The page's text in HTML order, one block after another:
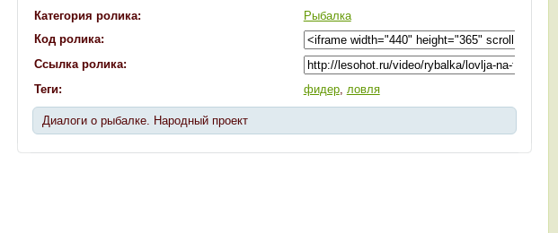
Категория ролика:
Рыбалка
Код ролика:
Ссылка ролика:
Теги:
фидер, ловля
Диалоги о рыбалке. Народный проект